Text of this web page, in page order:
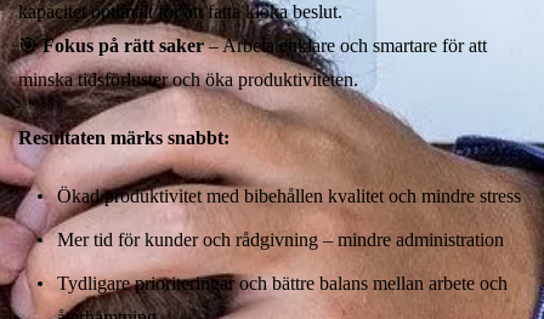
kapacitet optimalt för att fatta kloka beslut.
🎯Fokus på rätt saker– Arbeta enklare och smartare för att
minska tidsförluster och öka produktiviteten.
Resultaten märks snabbt:
Ökad produktivitet med bibehållen kvalitet och mindre stress
Mer tid för kunder och rådgivning – mindre administration
Tydligare prioriteringar och bättre balans mellan arbete och